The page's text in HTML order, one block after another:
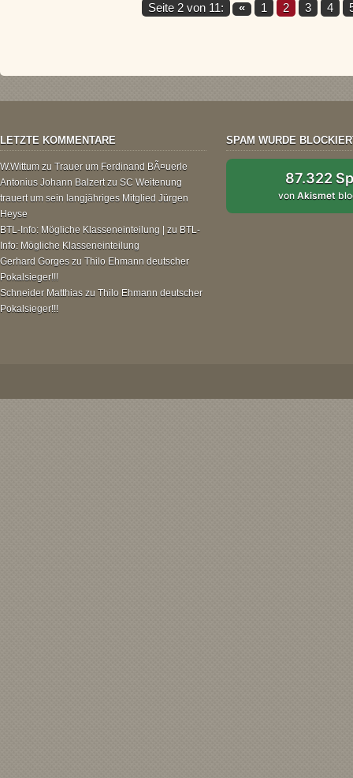
Seite 2 von 11: « 1 2 3 4
LETZTE KOMMENTARE
W.Wittum zu Trauer um Ferdinand BÃ¤uerle
Antonius Johann Balzertzu SC Weitenung
trauert um sein langjähriges Mitglied Jürgen
Heyse
BTL-Info: Mögliche Klasseneinteilung |
zu BTL-
Info: Mögliche Klasseneinteilung
Gerhard Gorges zu Thilo Ehmann deutscher
Pokalsieger!!!
Schneider Matthias zu Thilo Ehmann deutscher
Pokalsieger!!!
SPAM WURDE
87.322
vonAkismet